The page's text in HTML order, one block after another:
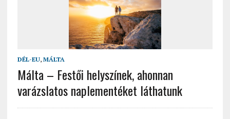
DÉL-EU, MÁLTA
Málta – Festői helyszínek, ahonnan
varázslatos naplementéket láthatunk